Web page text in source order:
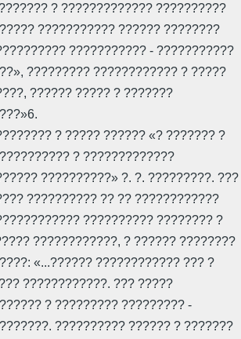
? ????????????? ??????????
??????????? ?????? ????????
??????????? - ???????????
????????? ???????????? ? ?????
?????? ????? ? ???????
? ????? ?????? «? ??????? ?
? ?????????????
??????????» ?. ?. ?????????. ???
?????????? ?? ?? ????????????
?????????? ???????? ?
????????????, ? ?????? ????????
«...?????? ???????????? ??? ?
????????????. ??? ?????
? ????????? ????????? -
?????????? ?????? ? ???????